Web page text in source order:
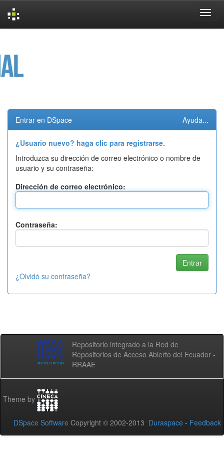
Entrar en DSpace Ayuda...
¿Usuario nuevo? haga clic para registrarse.
Introduzca su dirección de correo electrónico o nombre de
usuario y su contraseña:
Dirección de correo electrónico:
Contraseña:
¿Olvidó su contraseña?
Repositorio integrado a la Red de
Repositorios de Acceso Abierto del Ecuador -
RRAAE
Theme by
DSpace Software Copyright © 2002-2013 Duraspace - Feedback